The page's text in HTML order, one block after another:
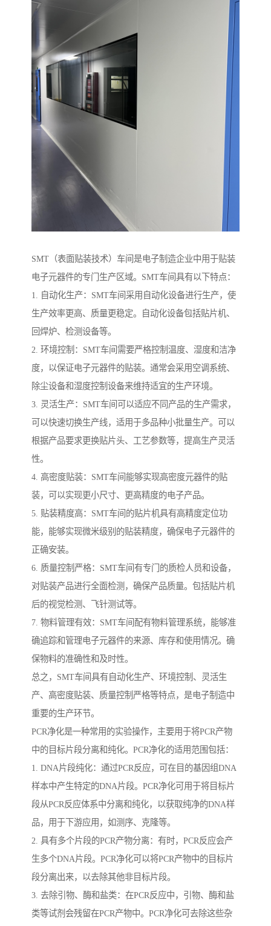
SMT（表面贴装技术）车间是电子制造企业中用于贴装
电子元器件的专门生产区域。SMT车间具有以下特点：
1. 自动化生产：SMT车间采用自动化设备进行生产，使
生产效率更高、质量更稳定。自动化设备包括贴片机、
回焊炉、检测设备等。
2. 环境控制：SMT车间需要严格控制温度、湿度和洁净
度，以保证电子元器件的贴装。通常会采用空调系统、
除尘设备和湿度控制设备来维持适宜的生产环境。
3. 灵活生产：SMT车间可以适应不同产品的生产需求，
可以快速切换生产线，适用于多品种小批量生产。可以
根据产品要求更换贴片头、工艺参数等，提高生产灵活
性。
4. 高密度贴装：SMT车间能够实现高密度元器件的贴
装，可以实现更小尺寸、更高精度的电子产品。
5. 贴装精度高：SMT车间的贴片机具有高精度定位功
能，能够实现微米级别的贴装精度，确保电子元器件的
正确安装。
6. 质量控制严格：SMT车间有专门的质检人员和设备，
对贴装产品进行全面检测，确保产品质量。包括贴片机
后的视觉检测、飞针测试等。
7. 物料管理有效：SMT车间配有物料管理系统，能够准
确追踪和管理电子元器件的来源、库存和使用情况。确
保物料的准确性和及时性。
总之，SMT车间具有自动化生产、环境控制、灵活生
产、高密度贴装、质量控制严格等特点，是电子制造中
重要的生产环节。
PCR净化是一种常用的实验操作，主要用于将PCR产物
中的目标片段分离和纯化。PCR净化的适用范围包括：
1. DNA片段纯化：通过PCR反应，可在目的基因组DNA
样本中产生特定的DNA片段。PCR净化可用于将目标片
段从PCR反应体系中分离和纯化，以获取纯净的DNA样
品，用于下游应用，如测序、克隆等。
2. 具有多个片段的PCR产物分离：有时，PCR反应会产
生多个DNA片段。PCR净化可以将PCR产物中的目标片
段分离出来，以去除其他非目标片段。
3. 去除引物、酶和盐类：在PCR反应中，引物、酶和盐
类等试剂会残留在PCR产物中。PCR净化可去除这些杂